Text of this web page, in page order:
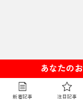
あなたの
新着記事 注目記事